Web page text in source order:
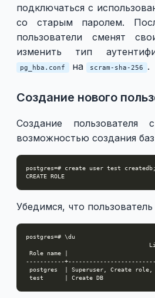
подключаться с
со старым паролем.
пользователи сменят
изменить тип
pg_hba.conf на scram-sha-256 .
Создание нового
Создание
возможностью создания
Убедимся, что пользователь